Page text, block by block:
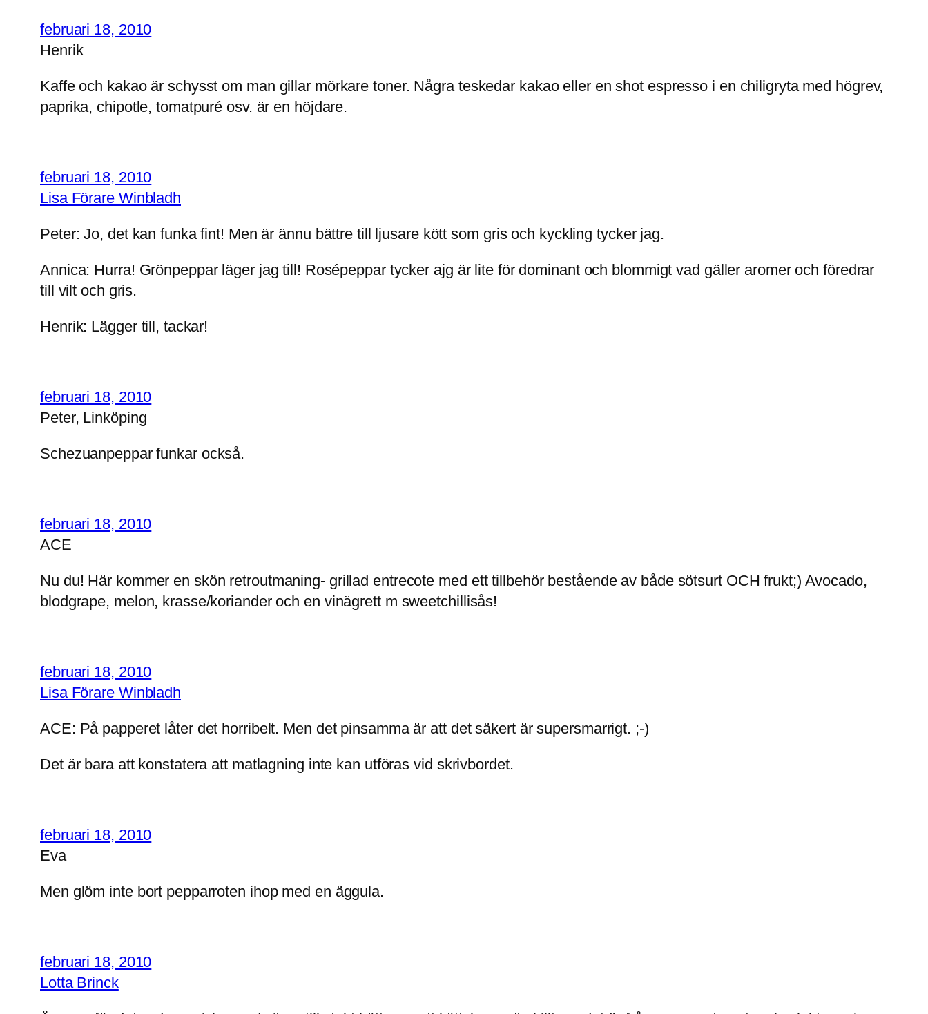
februari 18, 2010
Henrik
Kaffe och kakao är schysst om man gillar mörkare toner. Några teskedar kakao eller en shot espresso i en chiligryta med högrev,
paprika, chipotle, tomatpuré osv. är en höjdare.
februari 18, 2010
Lisa Förare Winbladh
Peter: Jo, det kan funka fint! Men är ännu bättre till ljusare kött som gris och kyckling tycker jag.
Annica: Hurra! Grönpeppar läger jag till! Rosépeppar tycker ajg är lite för dominant och blommigt vad gäller aromer och föredrar
till vilt och gris.
Henrik: Lägger till, tackar!
februari 18, 2010
Peter, Linköping
Schezuanpeppar funkar också.
februari 18, 2010
ACE
Nu du! Här kommer en skön retroutmaning- grillad entrecote med ett tillbehör bestående av både sötsurt OCH frukt;) Avocado,
blodgrape, melon, krasse/koriander och en vinägrett m sweetchillisås!
februari 18, 2010
Lisa Förare Winbladh
ACE: På papperet låter det horribelt. Men det pinsamma är att det säkert är supersmarrigt. ;-)
Det är bara att konstatera att matlagning inte kan utföras vid skrivbordet.
februari 18, 2010
Eva
Men glöm inte bort pepparroten ihop med en äggula.
februari 18, 2010
Lotta Brinck